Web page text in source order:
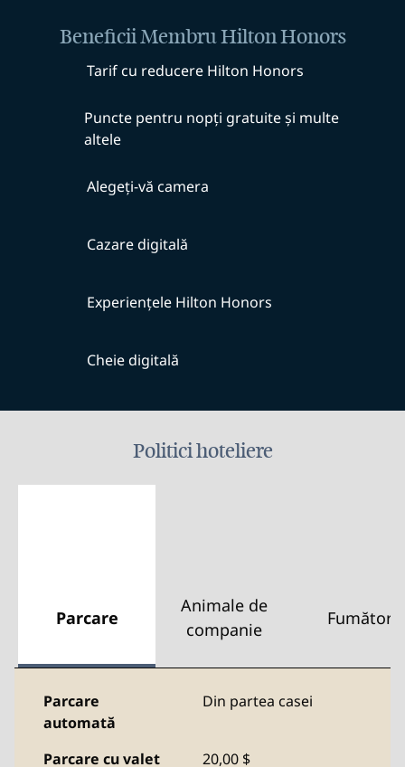
Beneficii Membru Hilton Honors
Tarif cu reducere Hilton Honors
Puncte pentru nopți gratuite și multe
altele
Alegeți-vă camera
Cazare digitală
Experiențele Hilton Honors
Cheie digitală
Politici hoteliere
Parcare
Animale de
companie
Fumători
Parcare
automată
Din partea casei
Parcare cu valet
20,00 $